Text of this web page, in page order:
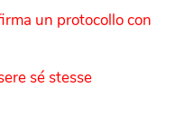
un protocollo con
sé stesse